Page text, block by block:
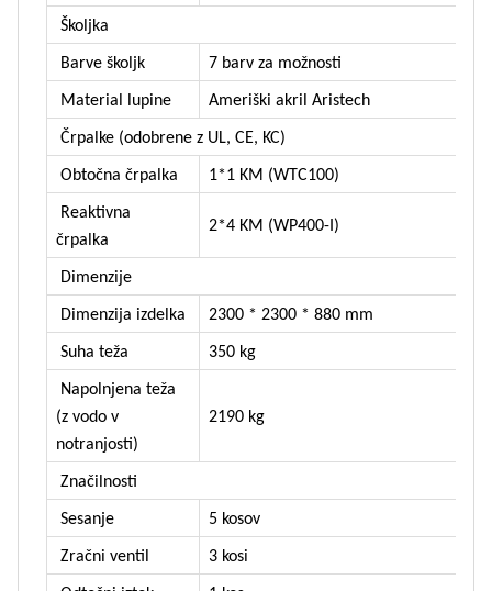
Školjka
Barve školjk 7 barv za možnosti
Material lupine Ameriški akril Aristech
Črpalke (odobrene z UL, CE, KC)
Obtočna črpalka 1*1 KM (WTC100)
Reaktivna
črpalka
2*4 KM (WP400-I)
Dimenzije
Dimenzija izdelka 2300 * 2300 * 880 mm
Suha teža 350 kg
Napolnjena teža
(z vodo v
notranjosti)
2190 kg
Značilnosti
Sesanje 5 kosov
Zračni ventil 3 kosi